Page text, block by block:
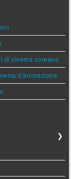
di cinema coreano
d'animazione
❯